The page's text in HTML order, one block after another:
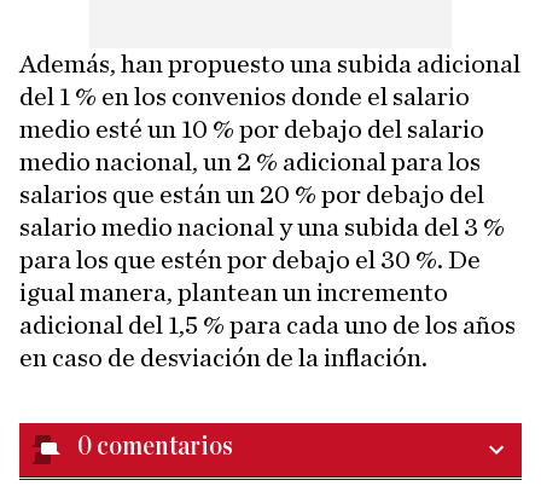
Además, han propuesto una subida adicional
del 1 % en los convenios donde el salario
medio esté un 10 % por debajo del salario
medio nacional, un 2 % adicional para los
salarios que están un 20 % por debajo del
salario medio nacional y una subida del 3 %
para los que estén por debajo el 30 %. De
igual manera, plantean un incremento
adicional del 1,5 % para cada uno de los años
en caso de desviación de la inflación.
0 comentarios